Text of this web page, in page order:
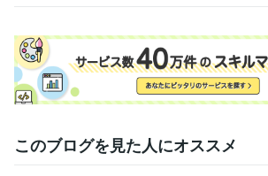
このブログを見た人にオススメ